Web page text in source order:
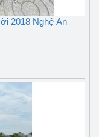
2018 Nghệ An